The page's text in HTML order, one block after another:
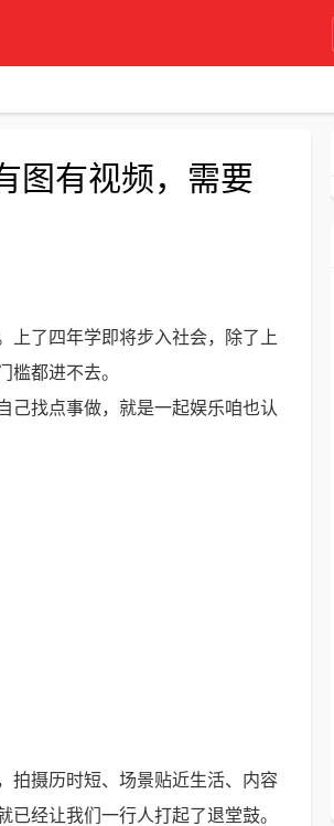
图有视频，需要
上了四年学即将步入社会，除了上
都进不去。
己找点事做，就是一起娱乐咱也认
拍摄历时短、场景贴近生活、内容
经让我们一行人打起了退堂鼓。